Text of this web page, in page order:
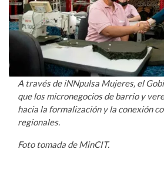
A través de iNNpulsa Mujeres, el
que los micronegocios de barrio y
hacia la formalización y la conexión
regionales.
Foto tomada de MinCIT.